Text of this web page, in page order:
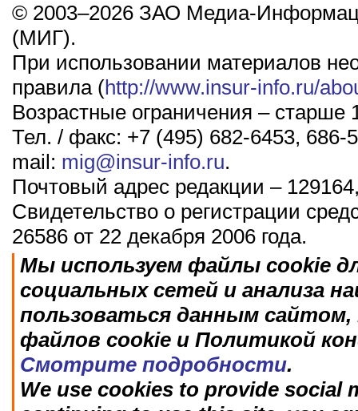
© 2003–2026 ЗАО Медиа-
(МИГ).
При использовании материалов
правила (http://www.insur-info.ru/
Возрастные ограничения – старше
Тел. / факс: +7 (495) 682-6453, 686-
mail: mig@insur-info.ru.
Почтовый адрес редакции –
Свидетельство о регистрации
26586 от 22 декабря 2006 года.
Мы используем файлы cookie
социальных сетей и анализа
пользоваться данным
файлов cookie и Политикой
Смотрите подробности.
We use cookies to provide social